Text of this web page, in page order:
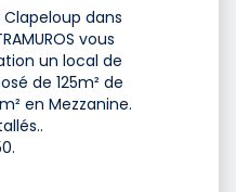
Clapeloup dans
vous
un local de
de 125m² de
en Mezzanine.